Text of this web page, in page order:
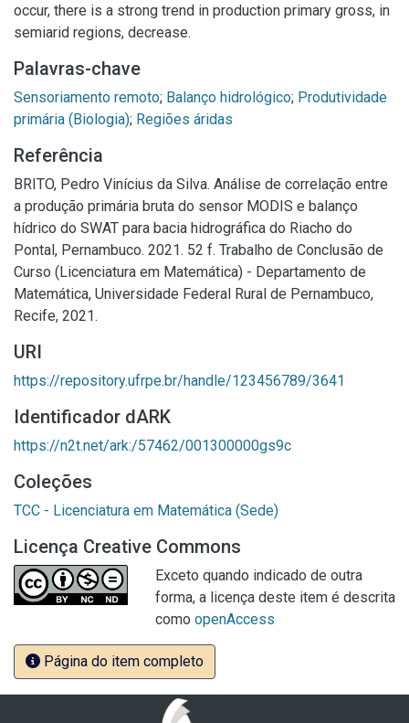
occur, there is a strong trend in production primary gross, in
semiarid regions, decrease.
Palavras-chave
Sensoriamento remoto; Balanço hidrológico; Produtividade
primária (Biologia); Regiões áridas
Referência
BRITO, Pedro Vinícius da Silva. Análise de correlação entre
a produção primária bruta do sensor MODIS e balanço
hídrico do SWAT para bacia hidrográfica do Riacho do
Pontal, Pernambuco. 2021. 52 f. Trabalho de Conclusão de
Curso (Licenciatura em Matemática) - Departamento de
Matemática, Universidade Federal Rural de Pernambuco,
Recife, 2021.
URI
https://repository.ufrpe.br/handle/123456789/3641
Identificador dARK
https://n2t.net/ark:/57462/001300000gs9c
Coleções
TCC - Licenciatura em Matemática (Sede)
Licença Creative Commons
Exceto quando indicado de outra
forma, a licença deste item é descrita
como openAccess
Página do item completo